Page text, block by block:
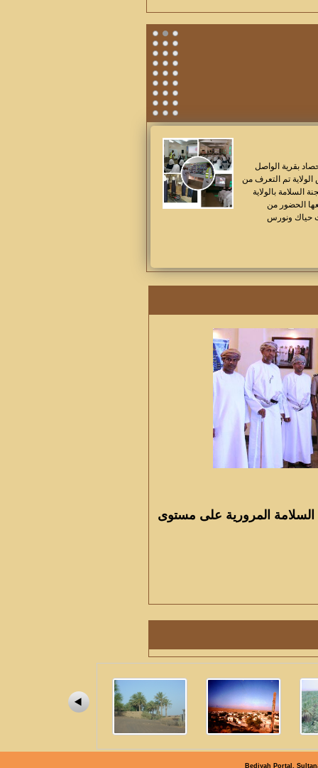
حصاد بقرية الواصل
تم التعرف من
بالولاية
الحضور من
حياك ونورس
المرورية على مستوى
Bediyah Portal,